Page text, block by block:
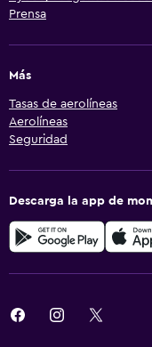
Prensa
Más
Tasas de aerolíneas
Aerolíneas
Seguridad
Descarga la app de